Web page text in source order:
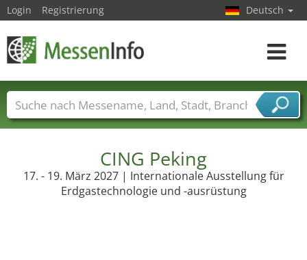
CING Peking
17. - 19. März 2027 | Internationale Ausstellung für
Erdgastechnologie und -ausrüstung
Login Registrierung Deutsch
Toggle
Messenamen Länder Städte
Branchen